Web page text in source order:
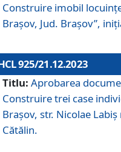
Construire imobil
Brașov, Jud. Brașov”,
925/21.12.2023
Titlu: Aprobarea
Construire trei case
Brașov, str. Nicolae
Cătălin.